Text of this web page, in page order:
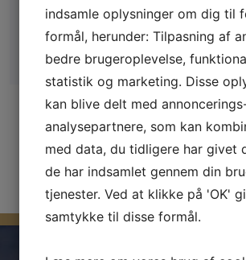
Ingen både
indsamle oplysninger om dig til
formål, herunder: Tilpasning af
bedre brugeroplevelse,
statistik og marketing. Disse
kan blive delt med
analysepartnere, som kan
med data, du tidligere har givet
de har indsamlet gennem din
tjenester. Ved at klikke på 'OK'
samtykke til disse formål.